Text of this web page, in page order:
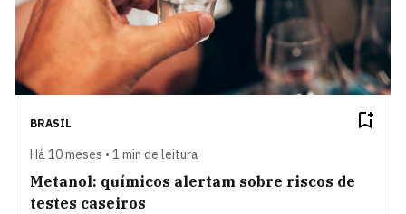
BRASIL
Há 10 meses • 1 min de leitura
Metanol: químicos alertam sobre riscos de
testes caseiros